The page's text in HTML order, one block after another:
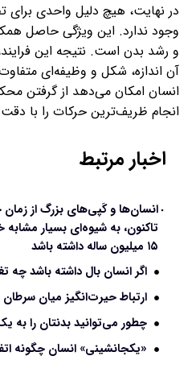
در نهایت، هیچ دلیل واحدی
وجود ندارد. این ویژگی حاصل
و رشد بدن است. نتیجه این
آن اندازه، شکل و وظیفه‌ای
انسان امکان می‌دهد از گرفتن
انجام ظریف‌ترین حرکات را با
اخبار مرتبط
انسان‌ها و کَپی‌های بزرگ از
تاکنون، به شیوه‌ای بسیار
۱۵ میلیون ساله داشته باشد
اگر انسان بال داشته باشد چه
ارتباط حیرت‌انگیز میان سرطان
چطور می‌توانید بدنتان را به
«یکجانشینی» انسان چگونه